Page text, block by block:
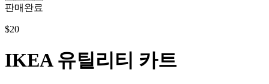
판매완료
$20
IKEA 유틸리티 카트